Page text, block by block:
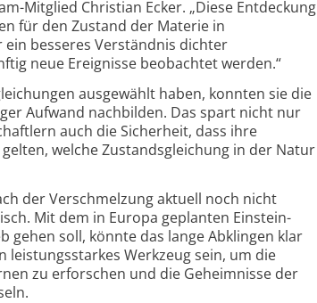
Mitglied Christian Ecker. „Diese Entdeckung
für den Zustand der Materie in
besseres Verständnis dichter
neue Ereignisse beobachtet werden.“
ausgewählt haben, konnten sie die
Aufwand nachbilden. Das spart nicht nur
auch die Sicherheit, dass ihre
welche Zustandsgleichung in der Natur
der Verschmelzung aktuell noch nicht
Mit dem in Europa geplanten Einstein-
gehen soll, könnte das lange Abklingen klar
leistungsstarkes Werkzeug sein, um die
zu erforschen und die Geheimnisse der